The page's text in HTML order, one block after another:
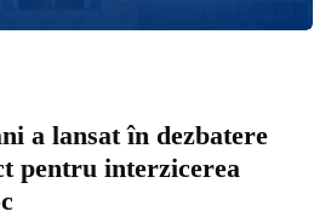
a lansat în dezbatere
pentru interzicerea